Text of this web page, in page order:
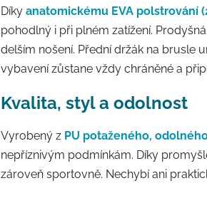
Díky anatomickému EVA polstrování
pohodlný i při plném zatížení.
delším nošení. Přední držák na brusle
vybavení zůstane vždy chráněné a
Kvalita, styl a odolnost
Vyrobený z PU potaženého,
nepříznivým podmínkám. Díky
zároveň sportovně. Nechybí ani